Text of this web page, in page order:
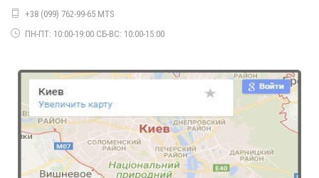
Довгий зимовий пуховик великого розміру
+38 (099) 762-99-65 MTS
ПН-ПТ: 10:00-19:00 СБ-ВС: 10:00-15:00